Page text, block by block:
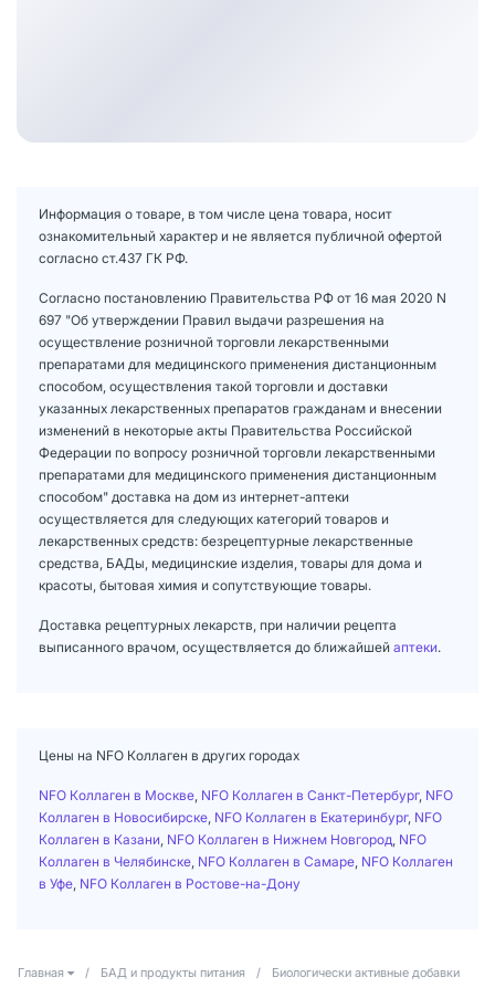
Информация о товаре, в том числе цена товара, носит
ознакомительный характер и не является публичной офертой
согласно ст.437 ГК РФ.
Согласно постановлению Правительства РФ от 16 мая 2020 N
697 "Об утверждении Правил выдачи разрешения на
осуществление розничной торговли лекарственными
препаратами для медицинского применения дистанционным
способом, осуществления такой торговли и доставки
указанных лекарственных препаратов гражданам и внесении
изменений в некоторые акты Правительства Российской
Федерации по вопросу розничной торговли лекарственными
препаратами для медицинского применения дистанционным
способом" доставка на дом из интернет-аптеки
осуществляется для следующих категорий товаров и
лекарственных средств: безрецептурные лекарственные
средства, БАДы, медицинские изделия, товары для дома и
красоты, бытовая химия и сопутствующие товары.
Доставка рецептурных лекарств, при наличии рецепта
выписанного врачом, осуществляется до ближайшей аптеки.
Цены на NFO Коллаген в других городах
NFO Коллаген в Москве NFO Коллаген в Санкт-Петербург, NFO
Коллаген в Новосибирске NFO Коллаген в Екатеринбург, NFO
Коллаген в Казани NFO Коллаген в Нижнем Новгород NFO
Коллаген в Челябинске NFO Коллаген в Самаре NFO Коллаген
в Уфе NFO Коллаген в Ростове-на-Дону
Главная / БАД и продукты питания /
Биологически активные добавки